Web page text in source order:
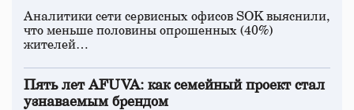
Аналитики сети сервисных офисов SOK выяснили,
что меньше половины опрошенных (40%)
жителей…
Пять лет AFUVA: как семейный проект стал
узнаваемым брендом